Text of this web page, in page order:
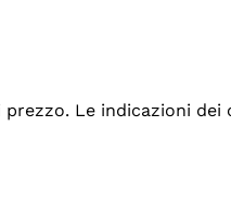
Le indicazioni dei